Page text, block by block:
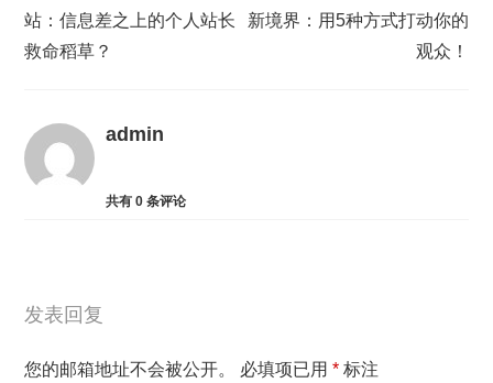
站：信息差之上的个人站长
救命稻草？
新境界：用5种方式打动你的
观众！
admin
共有0 条评论
发表回复
您的邮箱地址不会被公开。 必填项已用* 标注